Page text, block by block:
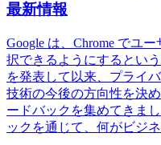
最新情報
Google は、Chrome でユ
択できるようにするとい
を発表して以来、プライ
技術の今後の方向性を決
ードバックを集めてきま
ックを通じて、何がビジ